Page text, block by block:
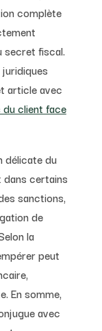
complète
secret fiscal.
article avec
client face
délicate du
certains
sanctions,
de
la
peut
En somme,
avec